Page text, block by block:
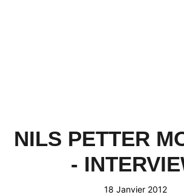
NILS PETTER
-
18 Janvier 2012